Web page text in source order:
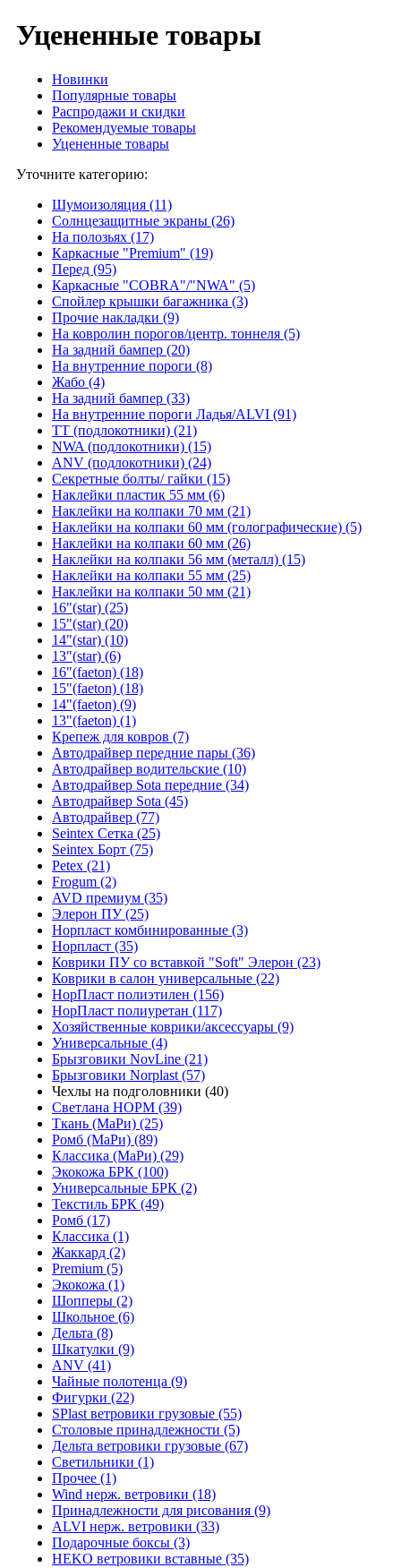
Уцененные товары
Новинки
Популярные товары
Распродажи и скидки
Рекомендуемые товары
Уцененные товары
Уточните категорию:
Шумоизоляция (11)
Солнцезащитные экраны (26)
На полозьях (17)
Каркасные "Premium" (19)
Перед (95)
Каркасные "COBRA"/"NWA" (5)
Спойлер крышки багажника (3)
Прочие накладки (9)
На ковролин порогов/центр. тоннеля (5)
На задний бампер (20)
На внутренние пороги (8)
Жабо (4)
На задний бампер (33)
На внутренние пороги Ладья/ALVI (91)
TT (подлокотники) (21)
NWA (подлокотники) (15)
ANV (подлокотники) (24)
Секретные болты/ гайки (15)
Наклейки пластик 55 мм (6)
Наклейки на колпаки 70 мм (21)
Наклейки на колпаки 60 мм (голографические) (5)
Наклейки на колпаки 60 мм (26)
Наклейки на колпаки 56 мм (металл) (15)
Наклейки на колпаки 55 мм (25)
Наклейки на колпаки 50 мм (21)
16"(star) (25)
15"(star) (20)
14"(star) (10)
13"(star) (6)
16"(faeton) (18)
15"(faeton) (18)
14"(faeton) (9)
13"(faeton) (1)
Крепеж для ковров (7)
Автодрайвер передние пары (36)
Автодрайвер водительские (10)
Автодрайвер Sota передние (34)
Автодрайвер Sota (45)
Автодрайвер (77)
Seintex Сетка (25)
Seintex Борт (75)
Petex (21)
Frogum (2)
AVD премиум (35)
Элерон ПУ (25)
Норпласт комбинированные (3)
Норпласт (35)
Коврики ПУ со вставкой "Soft" Элерон (23)
Коврики в салон универсальные (22)
НорПласт полиэтилен (156)
НорПласт полиуретан (117)
Хозяйственные коврики/аксессуары (9)
Универсальные (4)
Брызговики NovLine (21)
Брызговики Norplast (57)
Чехлы на подголовники (40)
Светлана НОРМ (39)
Ткань (МаРи) (25)
Ромб (МаРи) (89)
Классика (МаРи) (29)
Экокожа БРК (100)
Универсальные БРК (2)
Текстиль БРК (49)
Ромб (17)
Классика (1)
Жаккард (2)
Premium (5)
Экокожа (1)
Шопперы (2)
Школьное (6)
Дельта (8)
Шкатулки (9)
ANV (41)
Чайные полотенца (9)
Фигурки (22)
SPlast ветровики грузовые (55)
Столовые принадлежности (5)
Дельта ветровики грузовые (67)
Светильники (1)
Прочее (1)
Wind нерж. ветровики (18)
Принадлежности для рисования (9)
ALVI нерж. ветровики (33)
Подарочные боксы (3)
HEKO ветровики вставные (35)